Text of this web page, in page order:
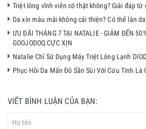
Triệt lông vĩnh viễn có thật không? Giải đáp từ
Da xỉn màu mãi không cải thiện? Có thể làn
ƯU ĐÃI THÁNG 7 TẠI NATALIE - GIẢM ĐẾN
GOOJODOQ CỰC XỊN
Natalie Chỉ Sử Dụng Máy Triệt Lông Lạnh
Phục Hồi Da Mẩn Đỏ Sần Sùi Với Cứu Tinh Là
VIẾT BÌNH LUẬN CỦA BẠN: